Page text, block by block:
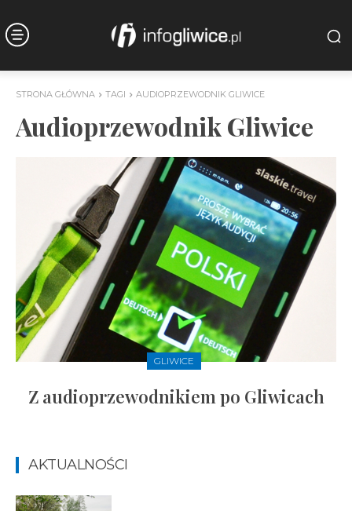
STRONA GŁÓWNA TAGI AUDIOPRZEWODNIK GLIWICE
Audioprzewodnik Gliwice
GLIWICE
Z audioprzewodnikiem po Gliwicach
AKTUALNOŚCI